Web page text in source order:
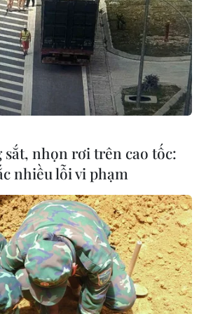
về tư duy,
tạo tài sản đô
sách ưu đãi
nhà ở công
tiết, thúc đẩy
sản phát triển
sắt, nhọn rơi trên cao tốc:
nhiều lỗi vi phạm